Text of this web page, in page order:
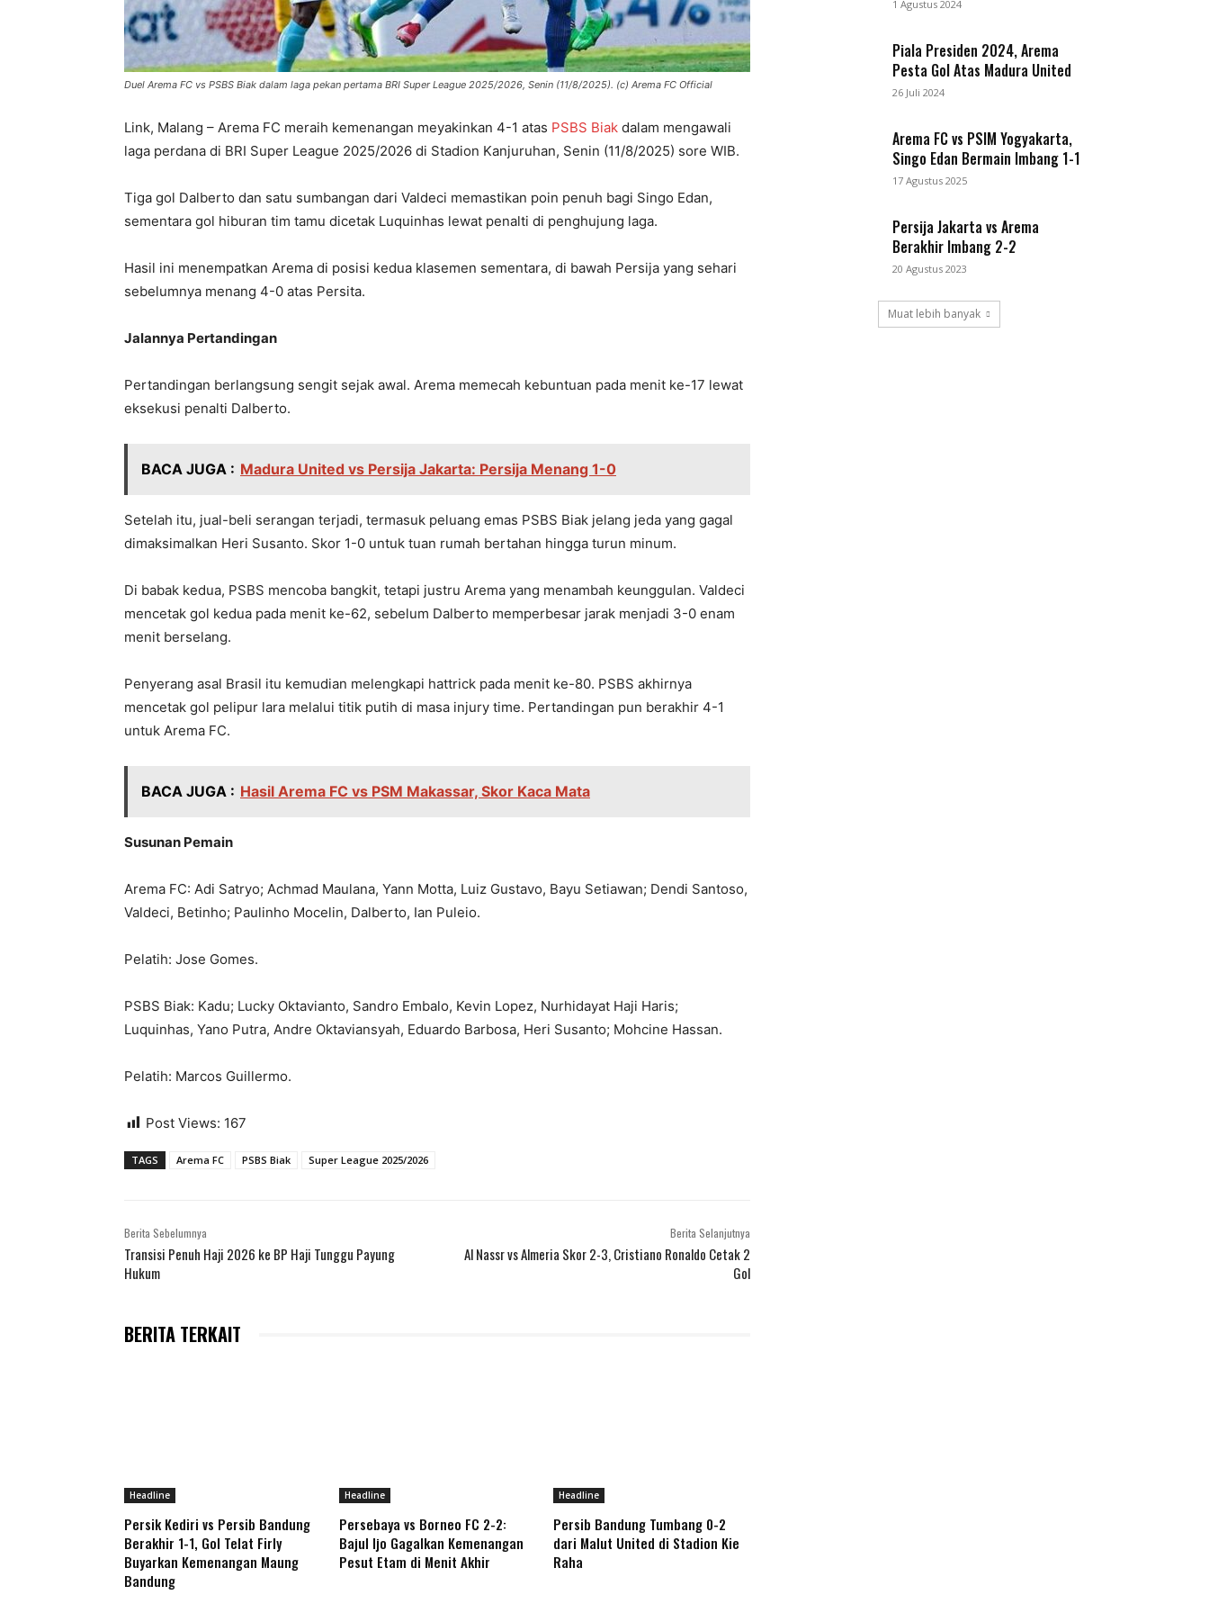
Duel Arema FC vs PSBS Biak dalam laga pekan pertama BRI Super League 2025/2026, Senin (11/8/2025). (c) Arema FC Official
Link, Malang – Arema FC meraih kemenangan meyakinkan 4-1 atas PSBS Biak dalam mengawali
laga perdana di BRI Super League 2025/2026 di Stadion Kanjuruhan, Senin (11/8/2025) sore WIB.
Tiga gol Dalberto dan satu sumbangan dari Valdeci memastikan poin penuh bagi Singo Edan,
sementara gol hiburan tim tamu dicetak Luquinhas lewat penalti di penghujung laga.
Hasil ini menempatkan Arema di posisi kedua klasemen sementara, di bawah Persija yang sehari
sebelumnya menang 4-0 atas Persita.
Jalannya Pertandingan
Pertandingan berlangsung sengit sejak awal. Arema memecah kebuntuan pada menit ke-17 lewat
eksekusi penalti Dalberto.
BACA JUGA : Madura United vs Persija Jakarta: Persija Menang 1-0
Setelah itu, jual-beli serangan terjadi, termasuk peluang emas PSBS Biak jelang jeda yang gagal
dimaksimalkan Heri Susanto. Skor 1-0 untuk tuan rumah bertahan hingga turun minum.
Di babak kedua, PSBS mencoba bangkit, tetapi justru Arema yang menambah keunggulan. Valdeci
mencetak gol kedua pada menit ke-62, sebelum Dalberto memperbesar jarak menjadi 3-0 enam
menit berselang.
Penyerang asal Brasil itu kemudian melengkapi hattrick pada menit ke-80. PSBS akhirnya
mencetak gol pelipur lara melalui titik putih di masa injury time. Pertandingan pun berakhir 4-1
untuk Arema FC.
BACA JUGA : Hasil Arema FC vs PSM Makassar, Skor Kaca Mata
Susunan Pemain
Arema FC: Adi Satryo; Achmad Maulana, Yann Motta, Luiz Gustavo, Bayu Setiawan; Dendi Santoso,
Valdeci, Betinho; Paulinho Mocelin, Dalberto, Ian Puleio.
Pelatih: Jose Gomes.
PSBS Biak: Kadu; Lucky Oktavianto, Sandro Embalo, Kevin Lopez, Nurhidayat Haji Haris;
Luquinhas, Yano Putra, Andre Oktaviansyah, Eduardo Barbosa, Heri Susanto; Mohcine Hassan.
Pelatih: Marcos Guillermo.
Post Views: 167
TAGS Arema FC PSBS Biak Super League 2025/2026
Berita Sebelumnya
Transisi Penuh Haji 2026 ke BP Haji Tunggu Payung
Hukum
Berita Selanjutnya
Al Nassr vs Almeria Skor 2-3, Cristiano Ronaldo Cetak 2
Gol
BERITA TERKAIT
Headline
Persik Kediri vs Persib Bandung
Berakhir 1-1, Gol Telat Firly
Buyarkan Kemenangan Maung
Bandung
Headline
Persebaya vs Borneo FC 2-2:
Bajul Ijo Gagalkan Kemenangan
Pesut Etam di Menit Akhir
Headline
Persib Bandung Tumbang 0-2
dari Malut United di Stadion Kie
Raha
1 Agustus 2024
Piala Presiden 2024, Arema
Pesta Gol Atas Madura United
26 Juli 2024
Arema FC vs PSIM Yogyakarta,
Singo Edan Bermain Imbang 1-1
17 Agustus 2025
Persija Jakarta vs Arema
Berakhir Imbang 2-2
20 Agustus 2023
Muat lebih banyak